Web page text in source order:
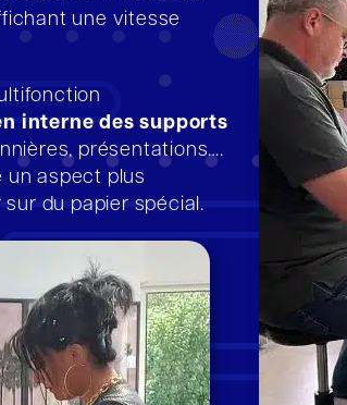
une vitesse
interne des supports
présentations….
un aspect plus
du papier spécial.